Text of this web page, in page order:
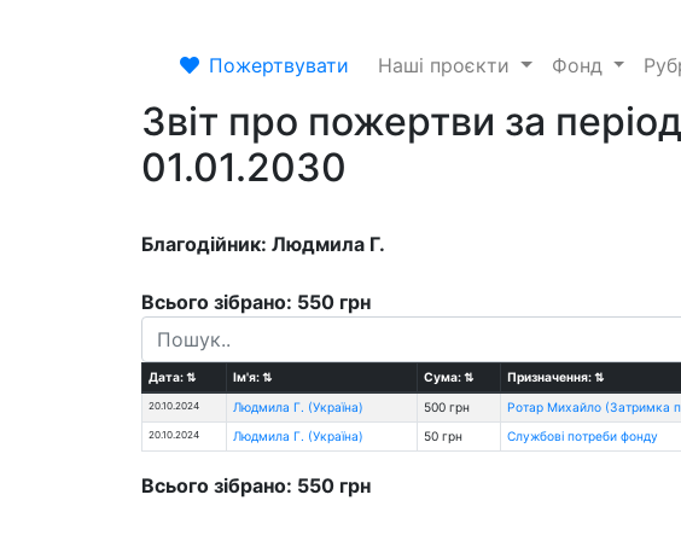
Пожертвувати Наші проєкти Фонд
Звіт про пожертви за
01.01.2030
Благодійник: Людмила Г.
Всього зібрано: 550 грн
Дата:⇅ Ім'я:⇅ Сума:⇅ Призначення:⇅
20.10.2024 Людмила Г. (Україна) 500 грн Ротар Михайло (Затримка
20.10.2024 Людмила Г. (Україна) 50 грн Службові потреби фонду
Всього зібрано: 550 грн